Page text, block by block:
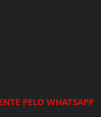
PELO WHATSAPP